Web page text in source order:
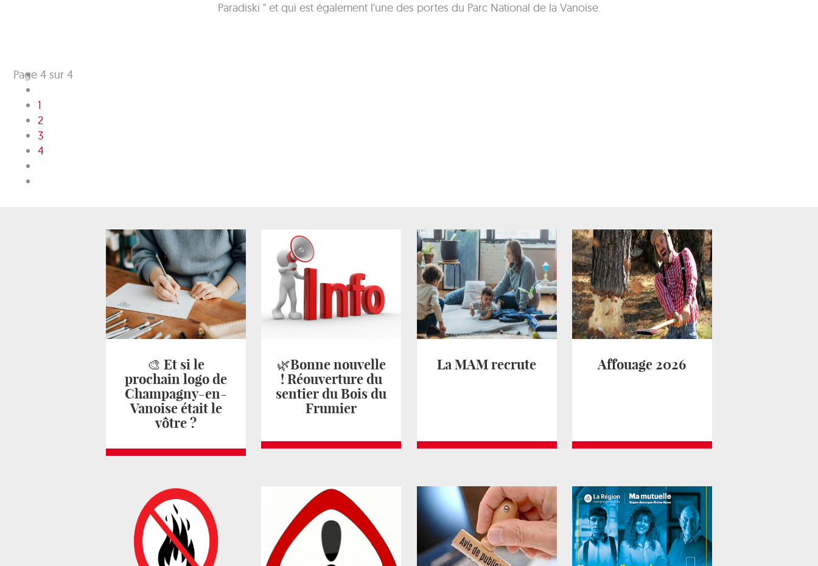
Paradiski " et qui est également l'une des portes du Parc National de la Vanoise.
Page 4 sur 4
1
2
3
4
🎨 Et si le
prochain logo de
Champagny-en-
Vanoise était le
vôtre ?
🌿Bonne nouvelle
! Réouverture du
sentier du Bois du
Frumier
La MAM recrute Affouage 2026